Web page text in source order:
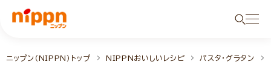
ニップン（NIPPN）トップ NIPPNおいしいレシピ パスタ・グラタン